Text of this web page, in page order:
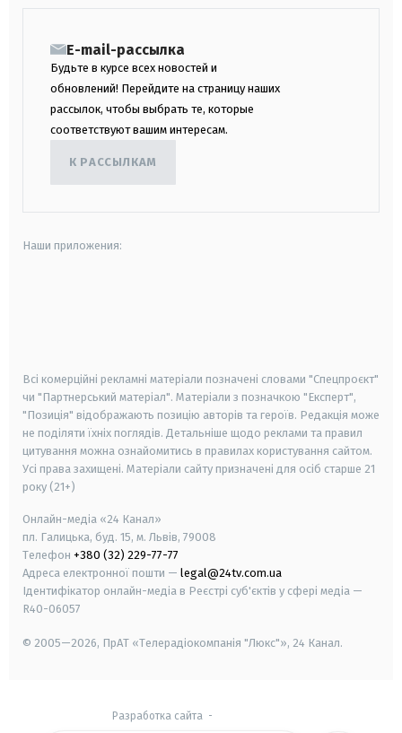
E-mail-рассылка
Будьте в курсе всех новостей и
обновлений! Перейдите на страницу наших
рассылок, чтобы выбрать те, которые
соответствуют вашим интересам.
К РАССЫЛКАМ
Наши приложения:
Всі комерційні рекламні матеріали позначені словами "Спецпроєкт"
чи "Партнерський матеріал". Матеріали з позначкою "Експерт",
"Позиція" відображають позицію авторів та героїв. Редакція може
не поділяти їхніх поглядів. Детальніше щодо реклами та правил
цитування можна ознайомитись в правилах користування сайтом.
Усі права захищені. Матеріали сайту призначені для осіб старше 21
року (21+)
Онлайн-медіа «24 Канал»
пл. Галицька, буд. 15, м. Львів, 79008
Телефон +380 (32) 229-77-77
Адреса електронної пошти — legal@24tv.com.ua
Ідентифікатор онлайн-медіа в Реєстрі суб'єктів у сфері медіа —
R40-06057
© 2005—2026, ПрАТ «Телерадіокомпанія "Люкс"», 24 Канал.
Разработка сайта -